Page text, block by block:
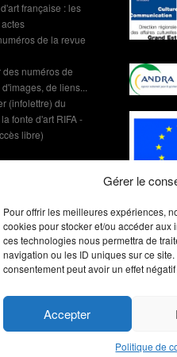
Gérer le
Pour offrir les meilleures expériences,
cookies pour stocker et/ou accéder
ces technologies nous permettra de
navigation ou les ID uniques sur ce
consentement peut avoir un effet
Accepter
Politique de
française : les
de la revue
numéros de
de liens...
(infolettre) du
fonte d'art RIFA -
libre)